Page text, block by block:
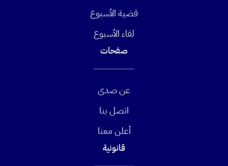
قضية الأسبوع
لقاء الأسبوع
صفحات
عن صدى
اتصل بنا
أعلن معنا
قانونية